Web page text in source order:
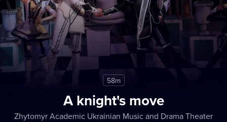
Zarejestruj się
58m
A knight's move
Zhytomyr Academic Ukrainian Music and Drama Theater